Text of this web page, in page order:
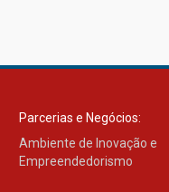
Parcerias e Negócios:
Ambiente de Inovação e
Empreendedorismo